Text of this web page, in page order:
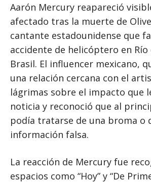
Aarón Mercury reapareció
afectado tras la muerte de
cantante estadounidense que
accidente de helicóptero en Río
Brasil. El influencer mexicano,
una relación cercana con el
lágrimas sobre el impacto que
noticia y reconoció que al
podía tratarse de una broma o
información falsa.
La reacción de Mercury fue
espacios como “Hoy” y “De